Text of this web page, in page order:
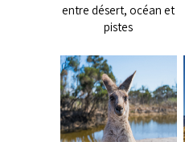
entre désert, océan et
pistes